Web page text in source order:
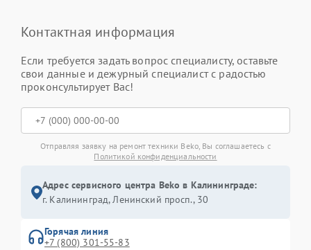
Контактная информация
Если требуется задать вопрос специалисту, оставьте
свои данные и дежурный специалист с радостью
проконсультирует Вас!
Отправляя заявку на ремонт техники Beko, Вы соглашаетесь с
Политикой конфиденциальности
Адрес сервисного центра Beko в Калининграде:
г. Калининград, Ленинский просп., 30
Горячая линия
+7 (800) 301-55-83